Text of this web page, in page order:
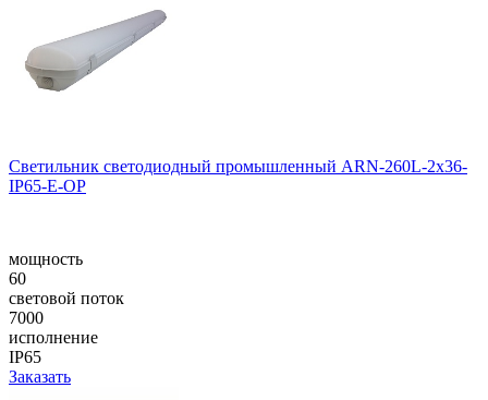
Светильник светодиодный промышленный ARN-260L-2x36-
IP65-E-OP
мощность
60
световой поток
7000
исполнение
IP65
Заказать